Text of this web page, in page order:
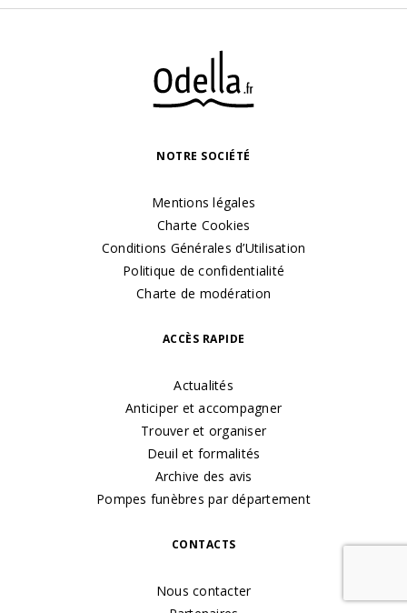
NOTRE SOCIÉTÉ
Mentions légales
Charte Cookies
Conditions Générales d’Utilisation
Politique de confidentialité
Charte de modération
ACCÈS RAPIDE
Actualités
Anticiper et accompagner
Trouver et organiser
Deuil et formalités
Archive des avis
Pompes funèbres par département
CONTACTS
Nous contacter